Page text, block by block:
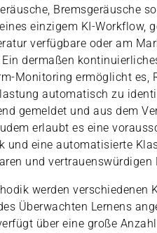
Bremsgeräusche
einzigem KI-Workflow,
verfügbare oder am
dermaßen
Monitoring ermöglicht es,
automatisch zu
gemeldet und aus dem
erlaubt es eine
und eine automatisierte
und vertrauenswürdigen
werden verschiedenen
Überwachten Lernens
über eine große